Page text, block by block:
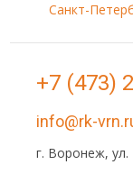
Санкт-
+7 (473)
info@rk-
г. Воронеж,